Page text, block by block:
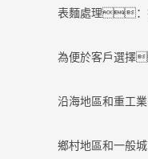
表麵處理
為便於客戶選
沿海地區和重工
鄉村地區和一般